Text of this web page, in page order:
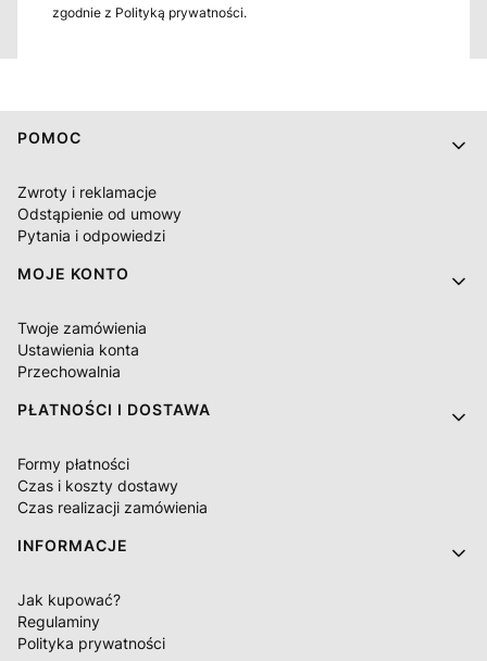
zgodnie z Polityką prywatności.
Linki w stopce
POMOC
Zwroty i reklamacje
Odstąpienie od umowy
Pytania i odpowiedzi
MOJE KONTO
Twoje zamówienia
Ustawienia konta
Przechowalnia
PŁATNOŚCI I DOSTAWA
Formy płatności
Czas i koszty dostawy
Czas realizacji zamówienia
INFORMACJE
Jak kupować?
Regulaminy
Polityka prywatności